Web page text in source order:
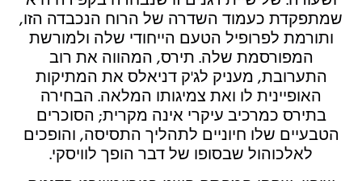
שמתפקדת כעמוד השדרה של הרוח הנכבדה הזו,
ותורמת לפרופיל הטעם הייחודי שלה ולמורשת
המפורסמת שלה. תירס, המהווה את רוב
התערובת, מעניק לג'ק דניאלס את המתיקות
האופיינית לו ואת צמיגותו המלאה. הבחירה
בתירס כמרכיב עיקרי אינה מקרית; הסוכרים
הטבעיים שלו חיוניים לתהליך התסיסה, והופכים
לאלכוהול שבסופו של דבר הופך לוויסקי.